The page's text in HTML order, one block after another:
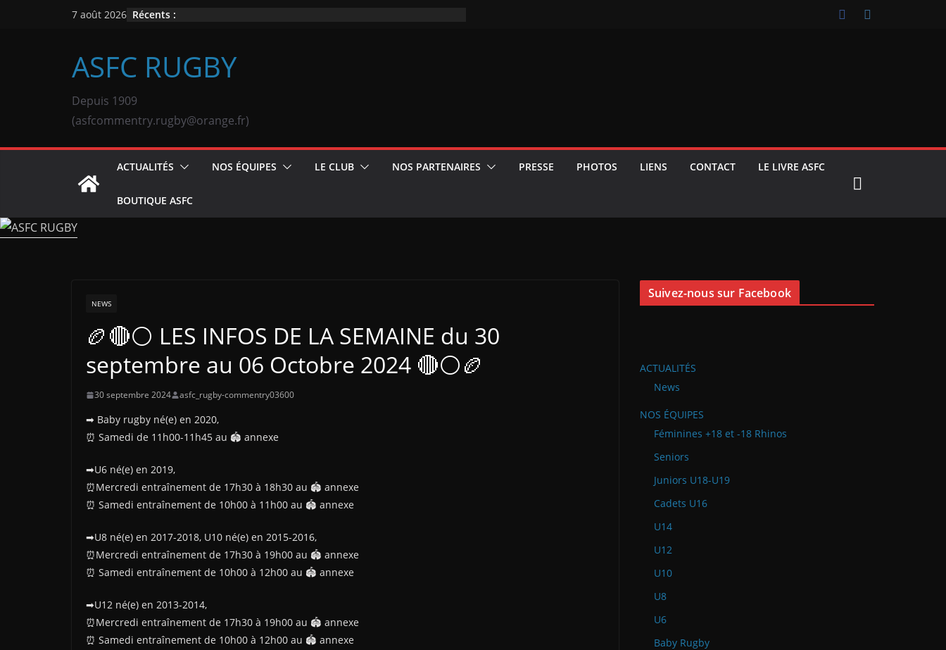
7 août 2026 Récents :
ASFC RUGBY
Depuis 1909
(asfcommentry.rugby@orange.fr)
ACTUALITÉS NOS ÉQUIPES LE CLUB NOS PARTENAIRES PRESSE PHOTOS LIENS CONTACT LE LIVRE ASFC
BOUTIQUE ASFC
NEWS
🏉🔴⚪ LES INFOS DE LA SEMAINE du 30
septembre au 06 Octobre 2024 🔴⚪🏉
30 septembre 2024 asfc_rugby-commentry03600
➡ Baby rugby né(e) en 2020,
⏰ Samedi de 11h00-11h45 au 🏟 annexe
➡U6 né(e) en 2019,
⏰Mercredi entraînement de 17h30 à 18h30 au 🏟 annexe
⏰ Samedi entraînement de 10h00 à 11h00 au 🏟 annexe
➡U8 né(e) en 2017-2018, U10 né(e) en 2015-2016,
⏰Mercredi entraînement de 17h30 à 19h00 au 🏟 annexe
⏰ Samedi entraînement de 10h00 à 12h00 au 🏟 annexe
➡U12 né(e) en 2013-2014,
⏰Mercredi entraînement de 17h30 à 19h00 au 🏟 annexe
⏰ Samedi entraînement de 10h00 à 12h00 au 🏟 annexe
Suivez-nous sur Facebook
ACTUALITÉS
News
NOS ÉQUIPES
Féminines +18 et -18 Rhinos
Seniors
Juniors U18-U19
Cadets U16
U14
U12
U10
U8
U6
Baby Rugby